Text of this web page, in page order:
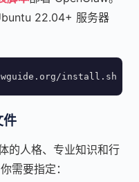
22.04+ 服务器
install.sh |
件
的人格、专业知识和行
需要指定：